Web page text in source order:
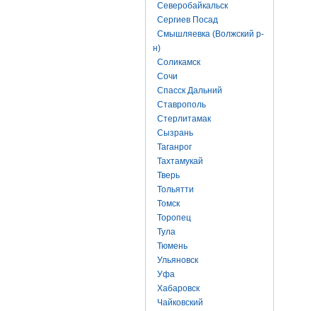
Северобайкальск
Сергиев Посад
Смышляевка (Волжский р-
н)
Соликамск
Сочи
Спасск Дальний
Ставрополь
Стерлитамак
Сызрань
Таганрог
Тахтамукай
Тверь
Тольятти
Томск
Торопец
Тула
Тюмень
Ульяновск
Уфа
Хабаровск
Чайковский